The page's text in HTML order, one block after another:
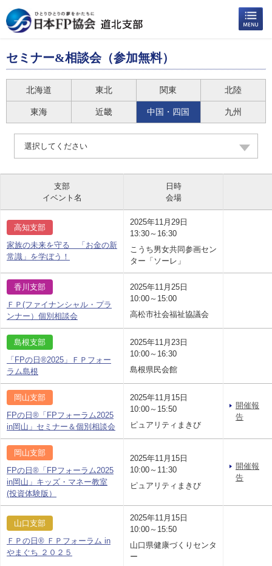
セミナー&相談会（参加無料）
北海道 東北 関東 北陸
東海 近畿 中国・四国 九州
選択してください
支部
イベント名
日時
会場
高知支部
家族の未来を守る 「お金の新
常識」を学ぼう！
2025年11月29日
13:30～16:30
こうち男女共同参画セン
ター「ソーレ」
香川支部
ＦＰ(ファイナンシャル・プラ
ンナー）個別相談会
2025年11月25日
10:00～15:00
高松市社会福祉協議会
島根支部
「FPの日®2025」ＦＰフォー
ラム島根
2025年11月23日
10:00～16:30
島根県民会館
岡山支部
FPの日®「FPフォーラム2025
in岡山」セミナー＆個別相談会
2025年11月15日
10:00～15:50
ピュアリティまきび
開催報
告
岡山支部
FPの日®「FPフォーラム2025
in岡山」キッズ・マネー教室
(投資体験版）
2025年11月15日
10:00～11:30
ピュアリティまきび
開催報
告
山口支部
ＦＰの日® ＦＰフォーラム in
やまぐち ２０２５
2025年11月15日
10:00～15:50
山口県健康づくりセンタ
ー